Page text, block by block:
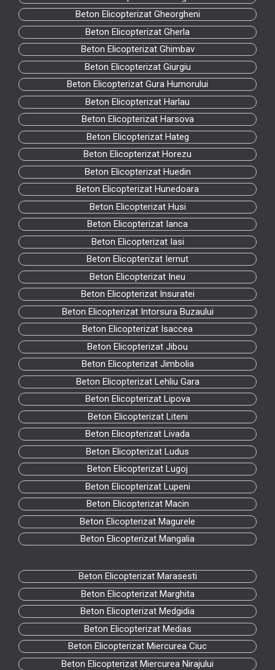
Beton Elicopterizat Gheorgheni
Beton Elicopterizat Gherla
Beton Elicopterizat Ghimbav
Beton Elicopterizat Giurgiu
Beton Elicopterizat Gura Humorului
Beton Elicopterizat Harlau
Beton Elicopterizat Harsova
Beton Elicopterizat Hateg
Beton Elicopterizat Horezu
Beton Elicopterizat Huedin
Beton Elicopterizat Hunedoara
Beton Elicopterizat Husi
Beton Elicopterizat Ianca
Beton Elicopterizat Iasi
Beton Elicopterizat Iernut
Beton Elicopterizat Ineu
Beton Elicopterizat Insuratei
Beton Elicopterizat Intorsura Buzaului
Beton Elicopterizat Isaccea
Beton Elicopterizat Jibou
Beton Elicopterizat Jimbolia
Beton Elicopterizat Lehliu Gara
Beton Elicopterizat Lipova
Beton Elicopterizat Liteni
Beton Elicopterizat Livada
Beton Elicopterizat Ludus
Beton Elicopterizat Lugoj
Beton Elicopterizat Lupeni
Beton Elicopterizat Macin
Beton Elicopterizat Magurele
Beton Elicopterizat Mangalia
Beton Elicopterizat Marasesti
Beton Elicopterizat Marghita
Beton Elicopterizat Medgidia
Beton Elicopterizat Medias
Beton Elicopterizat Miercurea Ciuc
Beton Elicopterizat Miercurea Nirajului